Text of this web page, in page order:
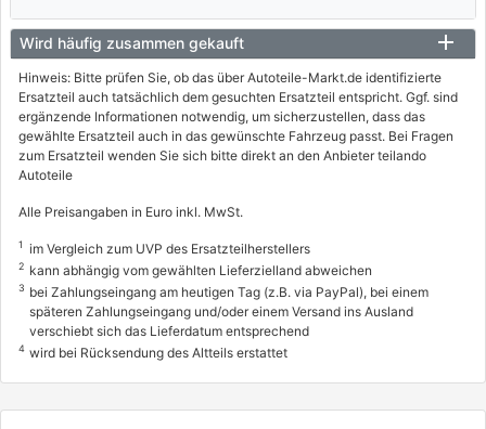
11/1995 - 05/2004
3003801
info
PEUGEOT
406 Break (8E/F)
81 / 110
3003806
info
PEUGEOT
406 Break (8E/F)
Wird häufig zusammen gekauft
Hinweis: Bitte prüfen Sie, ob das über Autoteile-Markt.de identifizierte
Ersatzteil auch tatsächlich dem gesuchten Ersatzteil entspricht. Ggf. sind
ergänzende Informationen notwendig, um sicherzustellen, dass das
gewählte Ersatzteil auch in das gewünschte Fahrzeug passt. Bei Fragen
zum Ersatzteil wenden Sie sich bitte direkt an den Anbieter teilando
Autoteile
Alle Preisangaben in Euro inkl. MwSt.
1 im Vergleich zum UVP des Ersatzteilherstellers
2 kann abhängig vom gewählten Lieferzielland abweichen
3 bei Zahlungseingang am heutigen Tag (z.B. via PayPal), bei einem
späteren Zahlungseingang und/oder einem Versand ins Ausland
verschiebt sich das Lieferdatum entsprechend
4 wird bei Rücksendung des Altteils erstattet